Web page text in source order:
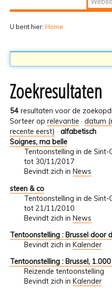
U bent hier: Home
Zoekresultaten
54 resultaten voor de
Sorteer op relevantie · datum
recente eerst) · alfabetisch
Soignes, ma belle
Tentoonstelling in de
tot 30/11/2017
Bevindt zich in News
steen & co
Tentoonstelling in de
tot 21/11/2010
Bevindt zich in News
Tentoonstelling : Brussel door
Bevindt zich in Kalender
Tentoonstelling : Brussel,
Reizende tentoonstelling
Bevindt zich in Kalender